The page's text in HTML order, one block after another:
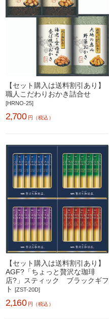
【セット購入は送料割引あり】
職人こだわりおかき詰合せ
[HRNO-25]
2,700 円（税込）
【セット購入は送料割引あり】
AGF?「ちょっと贅沢な珈琲
店?」スティック ブラックギフ
ト[ZST-20D]
2,160 円（税込）